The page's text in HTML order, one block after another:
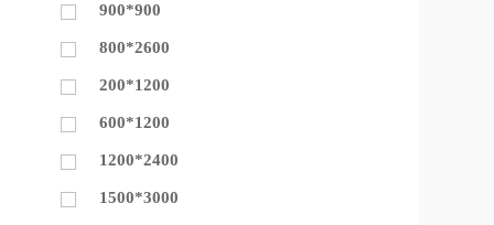
900*900
800*2600
200*1200
600*1200
1200*2400
1500*3000